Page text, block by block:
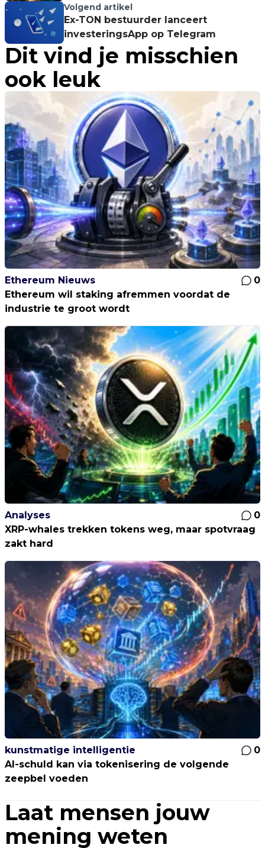
Volgend artikel
Ex-TON bestuurder lanceert
investeringsApp op Telegram
Dit vind je misschien
ook leuk
Ethereum Nieuws
0
Ethereum wil staking afremmen voordat de
industrie te groot wordt
Analyses
0
XRP-whales trekken tokens weg, maar spotvraag
zakt hard
kunstmatige intelligentie
0
AI-schuld kan via tokenisering de volgende
zeepbel voeden
Laat mensen jouw
mening weten